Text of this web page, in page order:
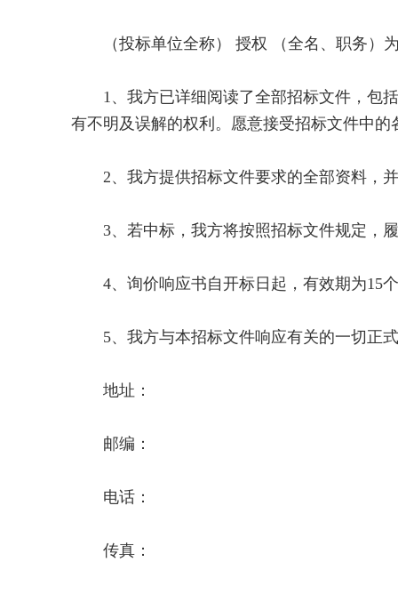
（投标单位全称） 授权 （全名、职务）为
1、我方已详细阅读了全部招标文件，包括
有不明及误解的权利。愿意接受招标文件中的
2、我方提供招标文件要求的全部资料，并
3、若中标，我方将按照招标文件规定，
4、询价响应书自开标日起，有效期为15
5、我方与本招标文件响应有关的一切正
地址：
邮编：
电话：
传真：